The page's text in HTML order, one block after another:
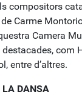
compositors
Carme
Camera
com
entre d’altres.
LA DANSA